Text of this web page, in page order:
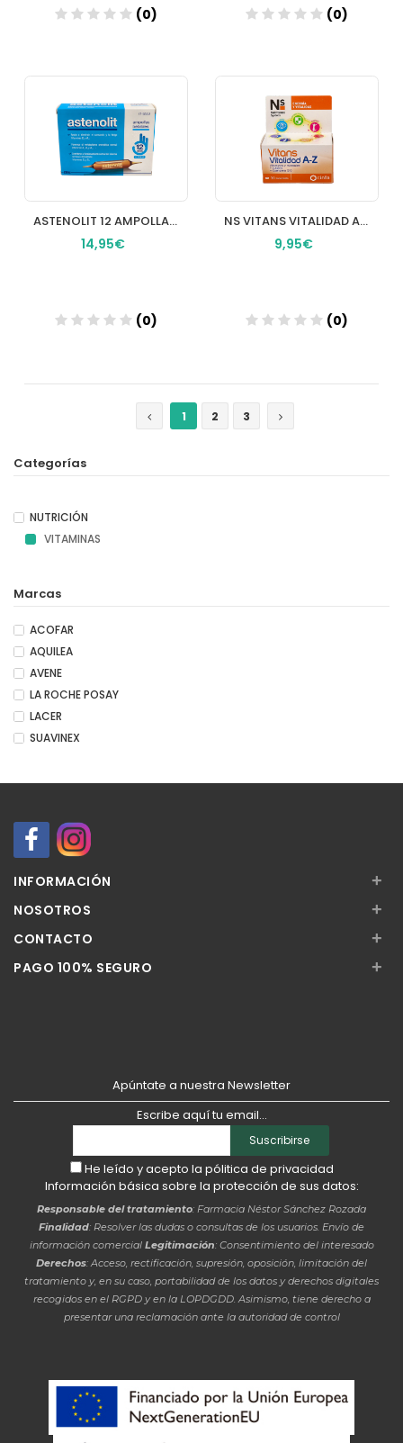
(0) (0)
ASTENOLIT 12 AMPOLLAS BEBIBLES
14,95€
(0)
NS VITANS VITALIDAD AZ 30 COMPRIMIDOS
9,95€
(0)
1
2 3
Categorías
NUTRICIÓN
VITAMINAS
Marcas
ACOFAR
AQUILEA
AVENE
LA ROCHE POSAY
LACER
SUAVINEX
INFORMACIÓN +
NOSOTROS +
CONTACTO +
PAGO 100% SEGURO +
Apúntate a nuestra Newsletter
Escribe aquí tu email...
Suscribirse
He leído y acepto la pólitica de privacidad
Información básica sobre la protección de sus datos:
Responsable del tratamiento: Farmacia Néstor Sánchez Rozada
Finalidad: Resolver las dudas o consultas de los usuarios. Envío de
información comercial Legitimación: Consentimiento del interesado
Derechos: Acceso, rectificación, supresión, oposición, limitación del
tratamiento y, en su caso, portabilidad de los datos y derechos digitales
recogidos en el RGPD y en la LOPDGDD. Asimismo, tiene derecho a
presentar una reclamación ante la autoridad de control